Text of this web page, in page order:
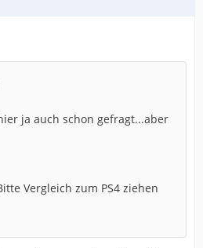
ja auch schon gefragt...aber
Vergleich zum PS4 ziehen